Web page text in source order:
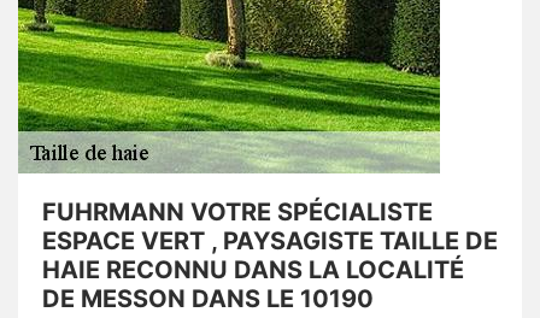
FUHRMANN VOTRE SPÉCIALISTE
ESPACE VERT , PAYSAGISTE TAILLE DE
HAIE RECONNU DANS LA LOCALITÉ
DE MESSON DANS LE 10190